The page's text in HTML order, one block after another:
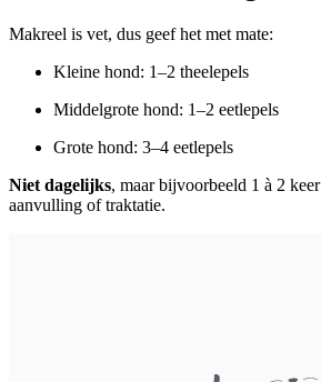
Makreel is vet, dus geef het met mate:
Kleine hond: 1–2 theelepels
Middelgrote hond: 1–2 eetlepels
Grote hond: 3–4 eetlepels
Niet dagelijks, maar bijvoorbeeld 1 à 2
aanvulling of traktatie.